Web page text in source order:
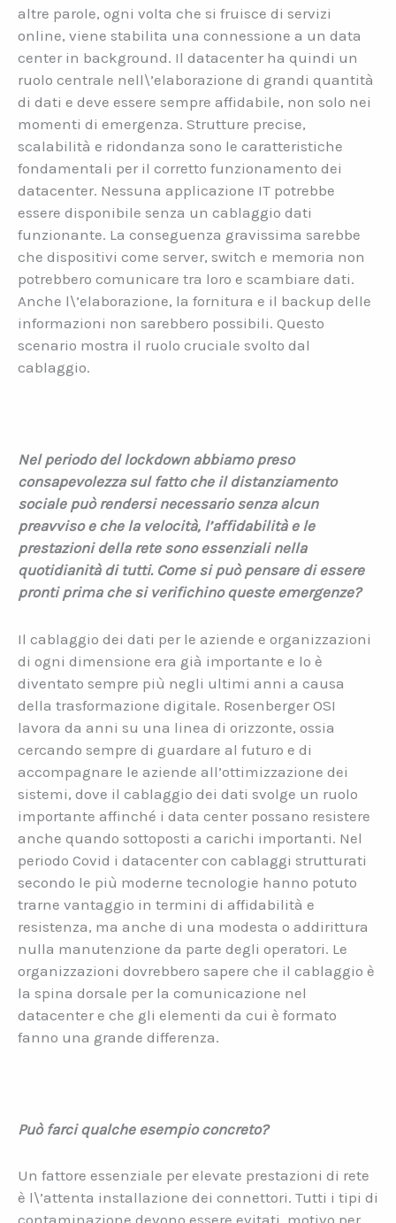
altre parole, ogni volta che si fruisce di servizi
online, viene stabilita una connessione a un data
center in background. Il datacenter ha quindi un
ruolo centrale nell\’elaborazione di grandi quantità
di dati e deve essere sempre affidabile, non solo nei
momenti di emergenza. Strutture precise,
scalabilità e ridondanza sono le caratteristiche
fondamentali per il corretto funzionamento dei
datacenter. Nessuna applicazione IT potrebbe
essere disponibile senza un cablaggio dati
funzionante. La conseguenza gravissima sarebbe
che dispositivi come server, switch e memoria non
potrebbero comunicare tra loro e scambiare dati.
Anche l\’elaborazione, la fornitura e il backup delle
informazioni non sarebbero possibili. Questo
scenario mostra il ruolo cruciale svolto dal
cablaggio.
Nel periodo del lockdown abbiamo preso
consapevolezza sul fatto che il distanziamento
sociale può rendersi necessario senza alcun
preavviso e che la velocità, l’affidabilità e le
prestazioni della rete sono essenziali nella
quotidianità di tutti. Come si può pensare di essere
pronti prima che si verifichino queste emergenze?
Il cablaggio dei dati per le aziende e organizzazioni
di ogni dimensione era già importante e lo è
diventato sempre più negli ultimi anni a causa
della trasformazione digitale. Rosenberger OSI
lavora da anni su una linea di orizzonte, ossia
cercando sempre di guardare al futuro e di
accompagnare le aziende all’ottimizzazione dei
sistemi, dove il cablaggio dei dati svolge un ruolo
importante affinché i data center possano resistere
anche quando sottoposti a carichi importanti. Nel
periodo Covid i datacenter con cablaggi strutturati
secondo le più moderne tecnologie hanno potuto
trarne vantaggio in termini di affidabilità e
resistenza, ma anche di una modesta o addirittura
nulla manutenzione da parte degli operatori. Le
organizzazioni dovrebbero sapere che il cablaggio è
la spina dorsale per la comunicazione nel
datacenter e che gli elementi da cui è formato
fanno una grande differenza.
Può farci qualche esempio concreto?
Un fattore essenziale per elevate prestazioni di rete
è l\’attenta installazione dei connettori. Tutti i tipi di